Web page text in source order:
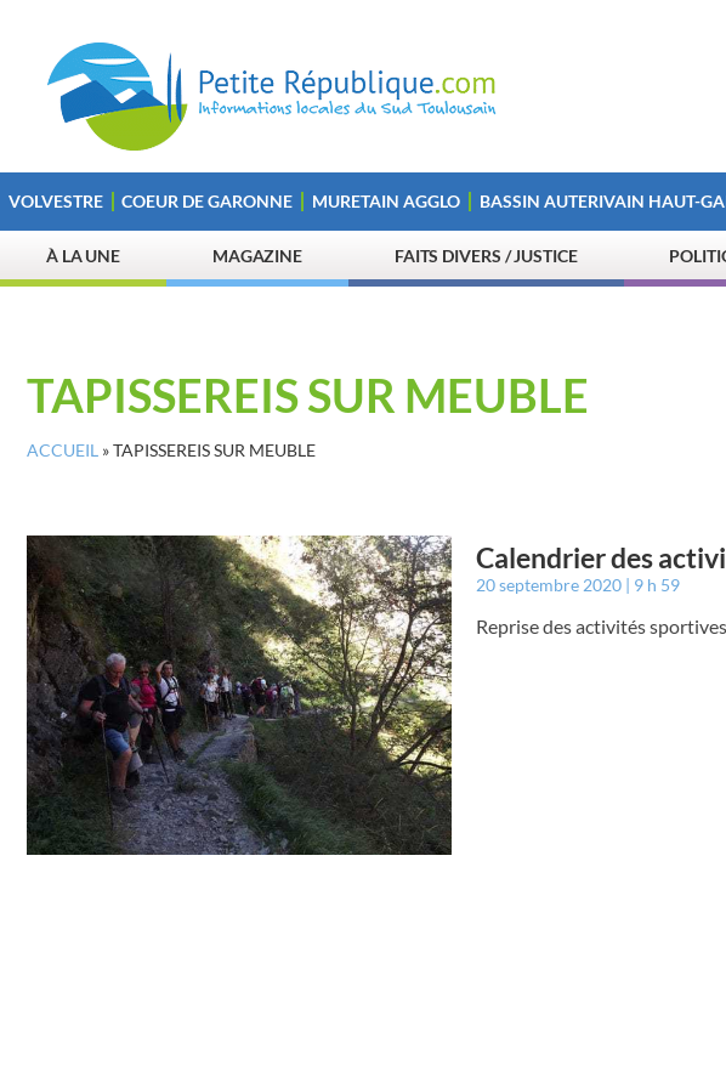
VOLVESTRE COEUR DE GARONNE MURETAIN AGGLO BASSIN AUTERIVAIN HAUT-
À LA UNE MAGAZINE FAITS DIVERS / JUSTICE
TAPISSEREIS SUR MEUBLE
ACCUEIL »TAPISSEREIS SUR MEUBLE
Calendrier des
20 septembre 2020 9 h 59
Reprise des activités